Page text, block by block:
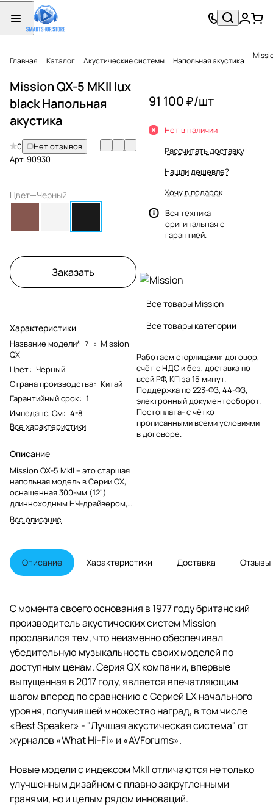
Главная Каталог Акустические системы Напольная акустика
Mission QX-5 MKII lux
black Напольная
акустика
0
Нет отзывов
Арт.90930
Цвет—Черный
Заказать
Характеристики
Название модели* ? : Mission
QX
Цвет: Черный
Страна производства: Китай
Гарантийный срок: 1
Импеданс, Ом: 4-8
Все характеристики
Описание
Mission QX-5 MkII – это старшая
напольная модель в Серии QX,
оснащенная 300-мм (12")
длинноходным НЧ-драйвером,
установленным сбоку, двумя
165-мм (6.5") СЧ-динамиками с
диффузорами и 38-мм (1.5")
тканевым, кольцевым купольным
твитером.
Все описание
91 100 ₽/шт
Нет в наличии
Рассчитать доставку
Нашли дешевле?
Хочу в подарок
Вся техника
оригинальная с
гарантией.
Все товары Mission
Все товары категории
Работаем с юрлицами: договор,
счёт с НДС и без, доставка по
всей РФ, КП за 15 минут.
Поддержка по 223-ФЗ, 44-ФЗ,
электронный документооборот.
Постоплата- с чётко
прописанными всеми условиями
в договоре.
Описание Характеристики Доставка Отзывы
С момента своего основания в 1977 году британский
производитель акустических систем Mission
прославился тем, что неизменно обеспечивал
убедительную музыкальность своих моделей по
доступным ценам. Серия QX компании, впервые
выпущенная в 2017 году, является впечатляющим
шагом вперед по сравнению с Серией LX начального
уровня, получившей множество наград, в том числе
«Best Speaker» - "Лучшая акустическая система" от
журналов «What Hi-Fi» и «AVForums».
Новые модели с индексом MkII отличаются не только
улучшенным дизайном с плавно закругленными
гранями, но и целым рядом инноваций.